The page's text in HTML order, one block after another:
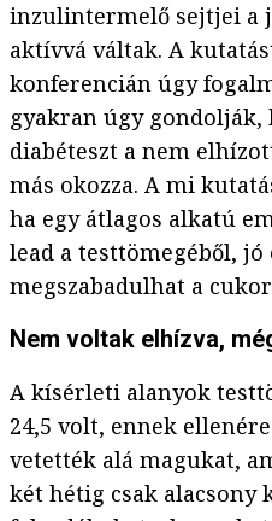
inzulintermelő sejtjei a
aktívvá váltak. A
konferencián úgy
gyakran úgy
diabéteszt a nem
más okozza. A mi
ha egy átlagos alkatú
lead a testtömegéből, jó
megszabadulhat a
Nem voltak elhízva,
A kísérleti alanyok
24,5 volt, ennek
vetették alá magukat,
két hétig csak